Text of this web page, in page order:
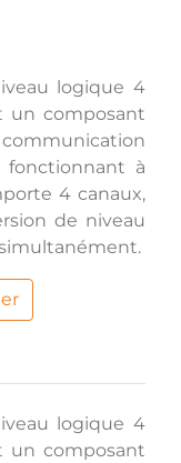
logique 4
un composant
fonctionnant à
4 canaux,
de niveau
logique 4
un composant